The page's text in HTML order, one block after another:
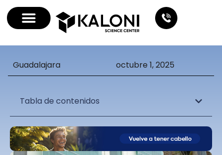
Guadalajara octubre 1, 2025
Tabla de contenidos